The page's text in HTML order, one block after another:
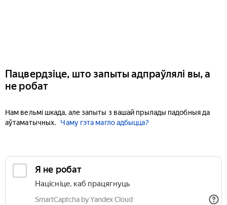
Пацвердзіце, што запыты адпраўлялі вы, а
не робат
Нам вельмі шкада, але запыты з вашай прылады падобныя да
аўтаматычных.
Чаму гэта магло адбыцца?
Я не робат
Націсніце, каб працягнуць
SmartCaptcha by Yandex Cloud